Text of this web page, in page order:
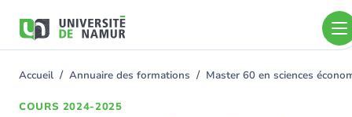
contenu
You
Accueil Annuaire des formations Master 60 en sciences
COURS 2024-2025